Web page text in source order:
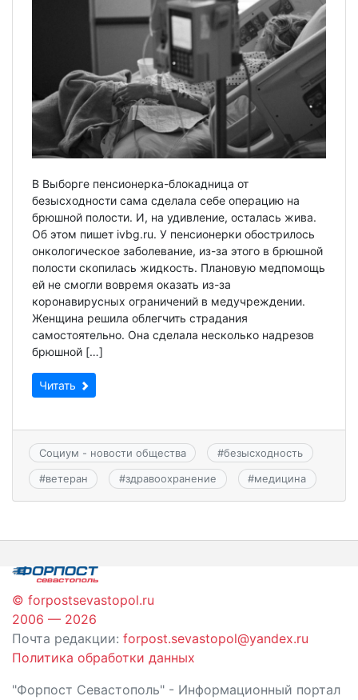
В Выборге пенсионерка-блокадница от
безысходности сама сделала себе операцию на
брюшной полости. И, на удивление, осталась жива.
Об этом пишет ivbg.ru. У пенсионерки обострилось
онкологическое заболевание, из-за этого в брюшной
полости скопилась жидкость. Плановую медпомощь
ей не смогли вовремя оказать из-за
коронавирусных ограничений в медучреждении.
Женщина решила облегчить страдания
самостоятельно. Она сделала несколько надрезов
брюшной […]
Читать
Социум - новости общества #безысходность
#ветеран #здравоохранение #медицина
© forpostsevastopol.ru
2006 — 2026
Почта редакции: forpost.sevastopol@yandex.ru
Политика обработки данных
"Форпост Севастополь" - Информационный портал